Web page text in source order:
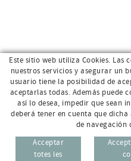
Este sitio web utiliza Cookies. Las
nuestros servicios y asegurar un
usuario tiene la posibilidad de
aceptarlas todas. Además puede
así lo desea, impedir que sean
deberá tener en cuenta que
de navegación
Acceptar
totes les